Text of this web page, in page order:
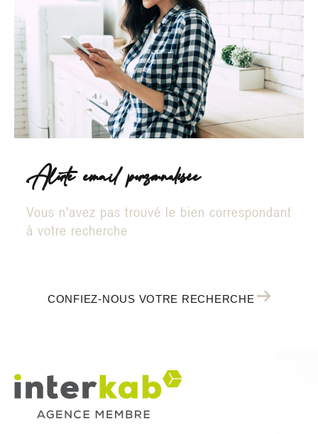
Alerte email personnalisée
Vous n'avez pas trouvé le bien correspondant
à votre recherche
CONFIEZ-NOUS VOTRE RECHERCHE